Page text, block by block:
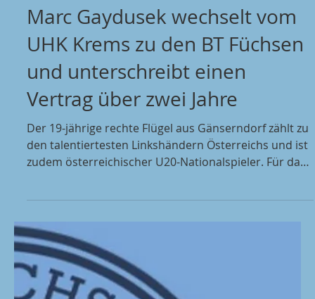
Marc Gaydusek wechselt vom
UHK Krems zu den BT Füchsen
und unterschreibt einen